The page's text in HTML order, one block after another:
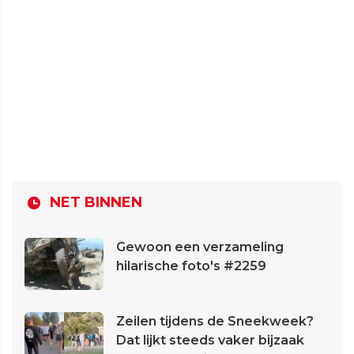
NET BINNEN
Gewoon een verzameling
hilarische foto's #2259
Zeilen tijdens de Sneekweek?
Dat lijkt steeds vaker bijzaak